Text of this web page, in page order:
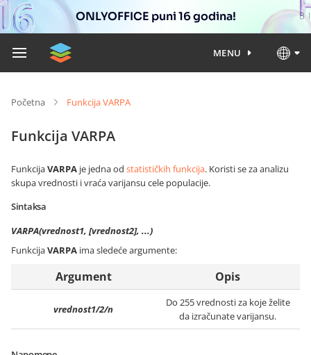
ONLYOFFICE puni 16 godina!
MENU
Početna Funkcija VARPA
Funkcija VARPA
FunkcijaVARPA je jedna od statističkih funkcija. Koristi se za analizu
skupa vrednosti i vraća varijansu cele populacije.
Sintaksa
VARPA(vrednost1, [vrednost2], ...)
FunkcijaVARPA ima sledeće argumente:
Argument Opis
vrednost1/2/n
Do 255 vrednosti za koje želite
da izračunate varijansu.